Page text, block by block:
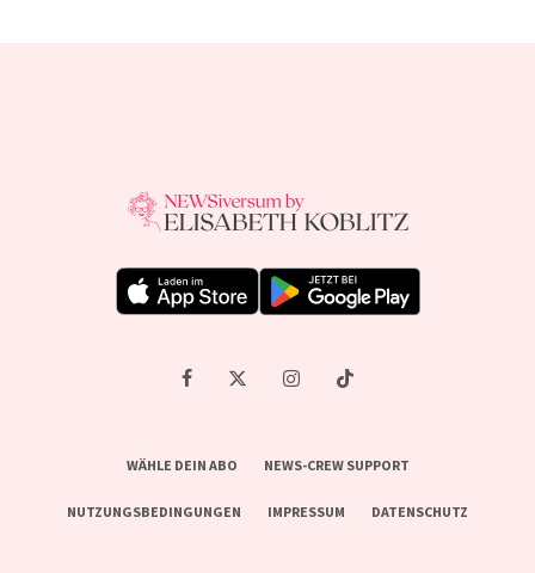
WÄHLE DEIN ABO NEWS-CREW SUPPORT
NUTZUNGSBEDINGUNGEN IMPRESSUM DATENSCHUTZ